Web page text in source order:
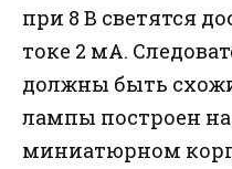
при 8 В светятся
токе 2 мА.
должны быть
лампы построен на
миниатюрном